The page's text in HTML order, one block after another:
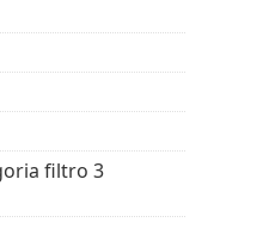
e il suo design
possono
filtro 3